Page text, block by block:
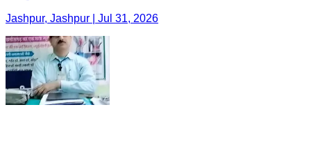
Jashpur, Jashpur | Jul 31, 2026